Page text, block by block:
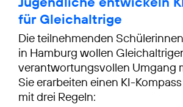
für Gleichaltrige
Die teilnehmenden
in Hamburg wollen
verantwortungsvollen Umgang
Sie erarbeiten einen KI-
mit drei Regeln: